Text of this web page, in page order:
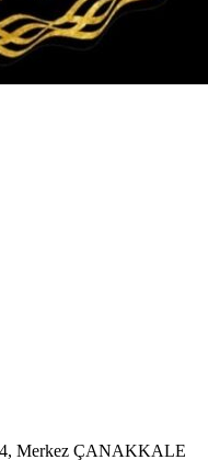
4, Merkez ÇANAKKALE